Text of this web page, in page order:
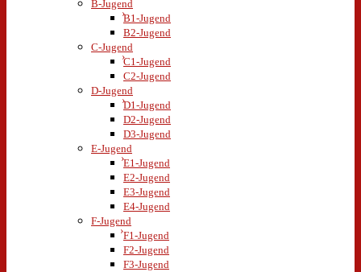
B-Jugend
B1-Jugend
B2-Jugend
C-Jugend
C1-Jugend
C2-Jugend
D-Jugend
D1-Jugend
D2-Jugend
D3-Jugend
E-Jugend
E1-Jugend
E2-Jugend
E3-Jugend
E4-Jugend
F-Jugend
F1-Jugend
F2-Jugend
F3-Jugend